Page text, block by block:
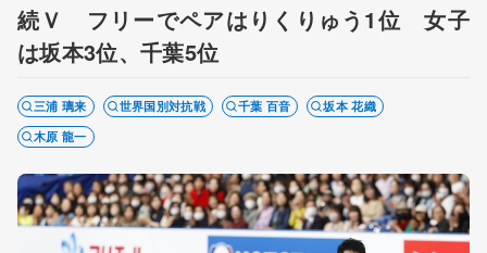
続Ｖ フリーでペアはりくりゅう1位 女子
は坂本3位、千葉5位
三浦 璃来 世界国別対抗戦 千葉 百音
坂本 花織
木原 龍一